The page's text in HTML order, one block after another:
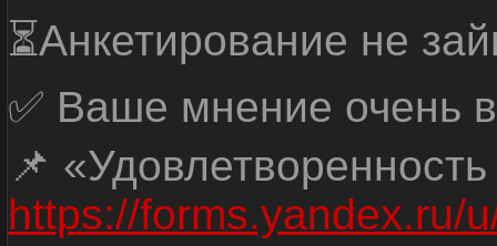
⏳Анкетирование не
✅ Ваше мнение очень
📌
https://forms.yandex.ru/